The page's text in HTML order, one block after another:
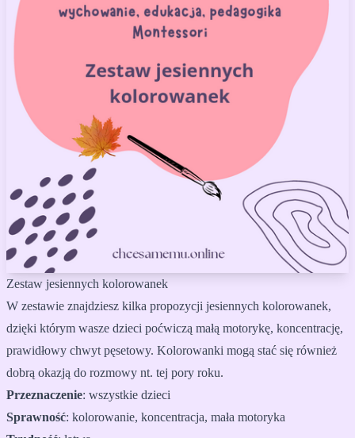
Zestaw jesiennych kolorowanek
W zestawie znajdziesz kilka propozycji jesiennych kolorowanek,
dzięki którym wasze dzieci poćwiczą małą motorykę, koncentrację,
prawidłowy chwyt pęsetowy. Kolorowanki mogą stać się również
dobrą okazją do rozmowy nt. tej pory roku.
Przeznaczenie: wszystkie dzieci
Sprawność: kolorowanie, koncentracja, mała motoryka